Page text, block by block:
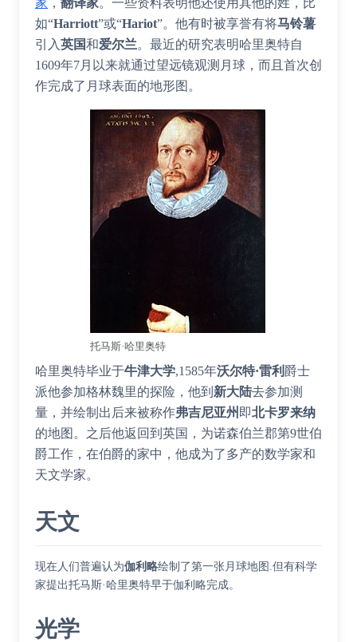
家 ， 翻译家。一些资料表明他还使用其他的姓，比
如“Harriott”或“Hariot”。他有时被享誉有将马铃薯
引入英国和爱尔兰。最近的研究表明哈里奥特自
1609年7月以来就通过望远镜观测月球，而且首次创
作完成了月球表面的地形图。
托马斯·哈里奥特
哈里奥特毕业于牛津大学,1585年沃尔特·雷利爵士
派他参加格林魏里的探险，他到 新大陆去参加测
量，并绘制出后来被称作弗吉尼亚州 即北卡罗来纳
的地图。之后他返回到英国，为诺森伯兰郡第9世伯
爵工作，在伯爵的家中，他成为了多产的数学家和
天文学家。
天文
现在人们普遍认为伽利略绘制了第一张月球地图.但有科学
家提出托马斯·哈里奥特早于伽利略完成。
光学